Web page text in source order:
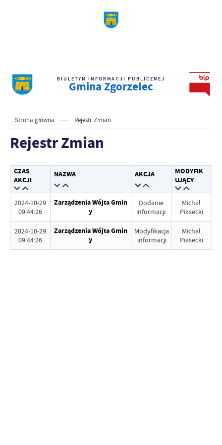
BIULETYN INFORMACJI PUBLICZNEJ
Gmina Zgorzelec
Strona główna Rejestr Zmian
Rejestr Zmian
CZAS
AKCJI
NAZWA AKCJA
MODYFIK
UJĄCY
2024-10-29
09:44:26
Zarządzenia Wójta Gmin
y
Dodanie
informacji
Michał
Piasecki
2024-10-29
09:44:26
Zarządzenia Wójta Gmin
y
Modyfikacja
informacji
Michał
Piasecki